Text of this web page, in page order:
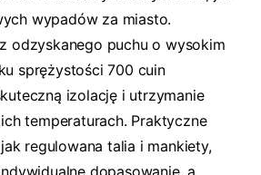
wypadów za miasto.
z odzyskanego puchu o wysokim
sprężystości 700 cuin
izolację i utrzymanie
temperaturach. Praktyczne
regulowana talia i mankiety,
dopasowanie, a